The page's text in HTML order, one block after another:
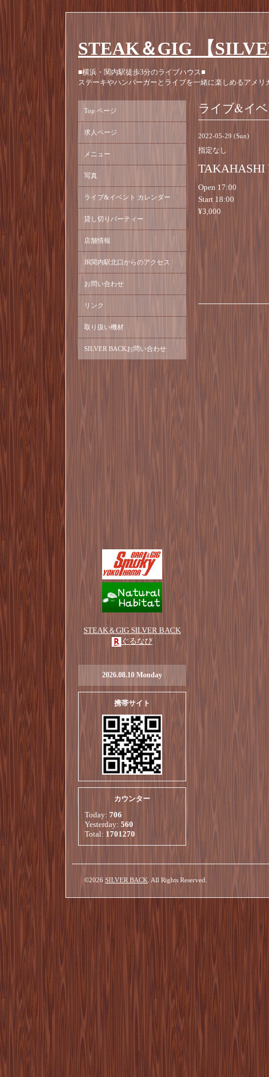
STEAK＆GIG 【
■横浜・関内駅徒歩3分のライブハウス■
ステーキやハンバーガーとライブを一緒に楽しめるアメリ
ライブ&イ
2022-05-29 (Sun)
指定なし
TAKAHASHI
Open 17:00
Start 18:00
¥3,000
Top ページ
求人ページ
メニュー
写真
ライブ&イベント カレンダー
貸し切りパーティー
店舗情報
JR関内駅北口からのアクセス
お問い合わせ
リンク
取り扱い機材
SILVER BACKお問い合わせ
STEAK＆GIG SILVER BACK
ぐるなび
2026.08.10 Monday
携帯サイト
カウンター
Today: 706
Yesterday: 560
Total: 1701270
©2026 SILVER BACK . All Rights Reserved.